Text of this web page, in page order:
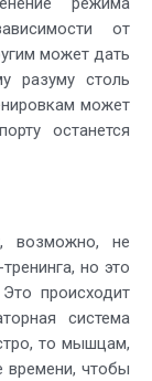
от
может дать
разуму столь
может
останется
возможно, не
но это
происходит
система
то мышцам,
времени, чтобы